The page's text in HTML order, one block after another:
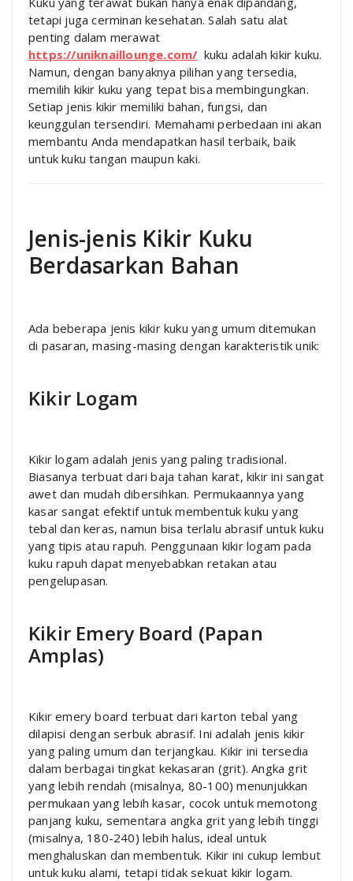
tetapi juga cerminan kesehatan. Salah satu alat
penting dalam merawat
https://uniknaillounge.com/ kuku adalah kikir kuku.
Namun, dengan banyaknya pilihan yang tersedia,
memilih kikir kuku yang tepat bisa membingungkan.
Setiap jenis kikir memiliki bahan, fungsi, dan
keunggulan tersendiri. Memahami perbedaan ini akan
membantu Anda mendapatkan hasil terbaik, baik
untuk kuku tangan maupun kaki.
Jenis-jenis Kikir Kuku
Berdasarkan Bahan
Ada beberapa jenis kikir kuku yang umum ditemukan
di pasaran, masing-masing dengan karakteristik unik:
Kikir Logam
Kikir logam adalah jenis yang paling tradisional.
Biasanya terbuat dari baja tahan karat, kikir ini sangat
awet dan mudah dibersihkan. Permukaannya yang
kasar sangat efektif untuk membentuk kuku yang
tebal dan keras, namun bisa terlalu abrasif untuk kuku
yang tipis atau rapuh. Penggunaan kikir logam pada
kuku rapuh dapat menyebabkan retakan atau
pengelupasan.
Kikir Emery Board (Papan
Amplas)
Kikir emery board terbuat dari karton tebal yang
dilapisi dengan serbuk abrasif. Ini adalah jenis kikir
yang paling umum dan terjangkau. Kikir ini tersedia
dalam berbagai tingkat kekasaran (grit). Angka grit
yang lebih rendah (misalnya, 80-100) menunjukkan
permukaan yang lebih kasar, cocok untuk memotong
panjang kuku, sementara angka grit yang lebih tinggi
(misalnya, 180-240) lebih halus, ideal untuk
menghaluskan dan membentuk. Kikir ini cukup lembut
untuk kuku alami, tetapi tidak sekuat kikir logam.